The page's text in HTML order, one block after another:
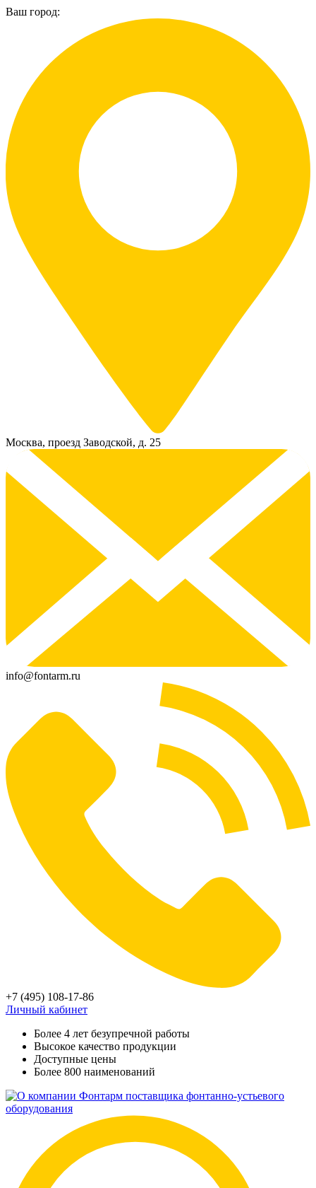
Ваш город:
Москва, проезд Заводской, д. 25
info@fontarm.ru
+7 (495) 108-17-86
Личный кабинет
Более 4 лет безупречной работы
Высокое качество продукции
Доступные цены
Более 800 наименований